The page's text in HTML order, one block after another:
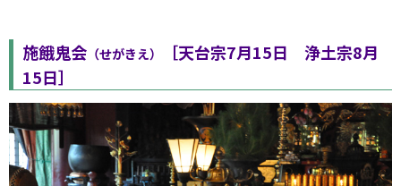
施餓鬼会 （せがきえ）
［天台宗7月15日 浄土宗8月
15日］